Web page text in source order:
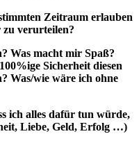
Zeitraum erlauben
verurteilen?
Was macht mir Spaß?
Sicherheit diesen
Was/wie wäre ich ohne
ich alles dafür tun würde,
Liebe, Geld, Erfolg …)